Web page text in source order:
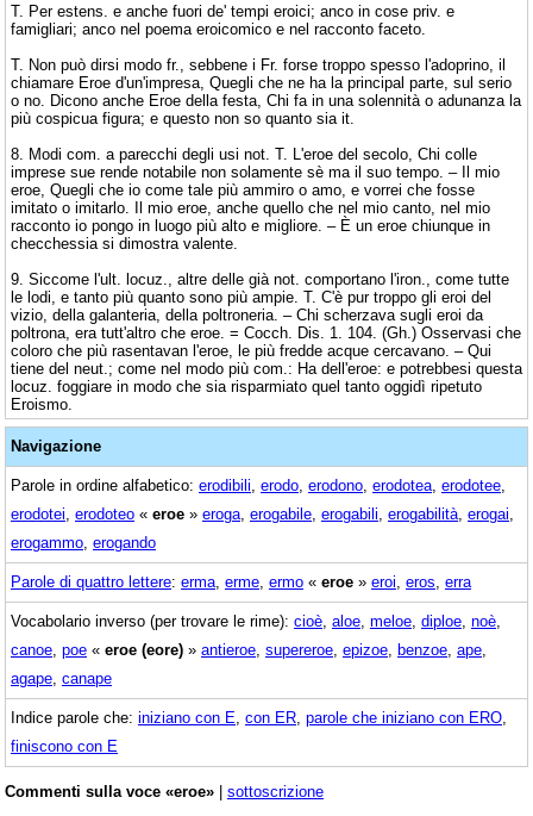
T. Per estens. e anche fuori de' tempi eroici; anco in cose priv. e
famigliari; anco nel poema eroicomico e nel racconto faceto.
T. Non può dirsi modo fr., sebbene i Fr. forse troppo spesso l'adoprino, il
chiamare Eroe d'un'impresa, Quegli che ne ha la principal parte, sul serio
o no. Dicono anche Eroe della festa, Chi fa in una solennità o adunanza la
più cospicua figura; e questo non so quanto sia it.
8. Modi com. a parecchi degli usi not. T. L'eroe del secolo, Chi colle
imprese sue rende notabile non solamente sè ma il suo tempo. – Il mio
eroe, Quegli che io come tale più ammiro o amo, e vorrei che fosse
imitato o imitarlo. Il mio eroe, anche quello che nel mio canto, nel mio
racconto io pongo in luogo più alto e migliore. – È un eroe chiunque in
checchessia si dimostra valente.
9. Siccome l'ult. locuz., altre delle già not. comportano l'iron., come tutte
le lodi, e tanto più quanto sono più ampie. T. C'è pur troppo gli eroi del
vizio, della galanteria, della poltroneria. – Chi scherzava sugli eroi da
poltrona, era tutt'altro che eroe. = Cocch. Dis. 1. 104. (Gh.) Osservasi che
coloro che più rasentavan l'eroe, le più fredde acque cercavano. – Qui
tiene del neut.; come nel modo più com.: Ha dell'eroe: e potrebbesi questa
locuz. foggiare in modo che sia risparmiato quel tanto oggidì ripetuto
Eroismo.
Navigazione
Parole in ordine alfabetico: erodibili erodo erodono erodotea erodotee
erodotei erodoteo « eroe » eroga erogabile erogabili erogabilità erogai
erogammo erogando
Parole di quattro lettere: erma erme ermo « eroe » eroi eros erra
Vocabolario inverso (per trovare le rime): cioè aloe meloe diploe noè
canoe poe « eroe (eore) » antieroe supereroe epizoe benzoe ape
agape canape
Indice parole che: iniziano con E con ER parole che iniziano con ERO
finiscono con E
Commenti sulla voce «eroe» | sottoscrizione